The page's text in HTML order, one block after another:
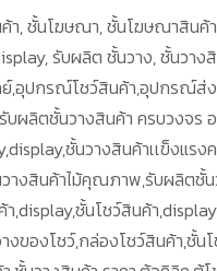
า, ชั้นโฆษณา, ชั้นโฆษณาสินค้
รับผลิต ชั้นวาง, ชั้นวา
อุปกรณ์โชว์สินค้า,อุปกรณ์ส่ง
รับผลิตชั้นวางสินค้า ครบวงจ
ชั้นวางสินค้าเเข็งแร
วางสินค้าไม้คุณภาพ,รับผลิตชั้
า,display,ชั้นโชว์สินค้า
งของโชว์,กล่องโชว์สินค้า,ชั้น